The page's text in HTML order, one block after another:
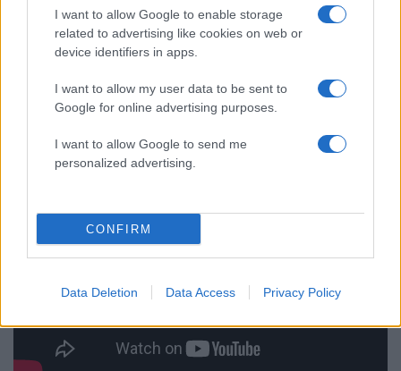
I want to allow Google to enable storage
related to advertising like cookies on web or
device identifiers in apps.
I want to allow my user data to be sent to
Google for online advertising purposes.
I want to allow Google to send me
personalized advertising.
CONFIRM
Data Deletion Data Access Privacy Policy
MUSES FILM AWARDS ενισχύει τον πνευματικό,
θεατρικό και ανθρωπιστικό χαρακτήρα της
διοργάνωσης.